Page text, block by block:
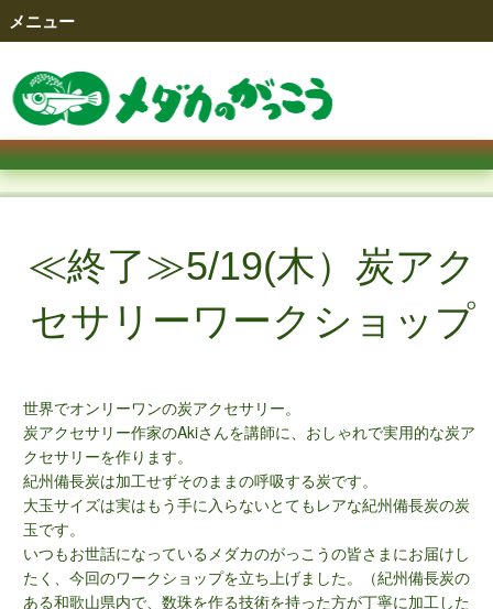
メニュー
≪終了≫5/19(木）炭アク
セサリーワークショップ
世界でオンリーワンの炭アクセサリー。
炭アクセサリー作家のAkiさんを講師に、おしゃれで実用的な炭ア
クセサリーを作ります。
紀州備長炭は加工せずそのままの呼吸する炭です。
大玉サイズは実はもう手に入らないとてもレアな紀州備長炭の炭
玉です。
いつもお世話になっているメダカのがっこうの皆さまにお届けし
たく、今回のワークショップを立ち上げました。（紀州備長炭の
ある和歌山県内で、数珠を作る技術を持った方が丁寧に加工した